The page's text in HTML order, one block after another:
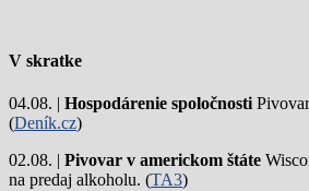
V skratke
04.08. | Hospodárenie spoločnosti
(Deník.cz)
02.08. | Pivovar v americkom štáte
na predaj alkoholu. (TA3)